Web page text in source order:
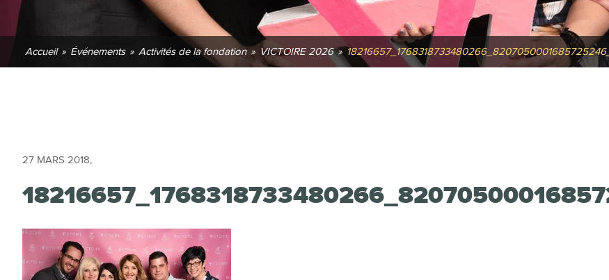
Accueil » Événements » Activités de la fondation » VICTOIRE 2026 »
27 MARS 2018,